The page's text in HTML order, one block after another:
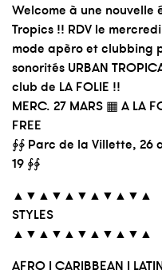
Welcome à une nouvelle
Tropics !! RDV le
mode apèro et clubbing
sonorités URBAN
club de LA FOLIE !!
MERC. 27 MARS ▦ A LA
FREE
∲∲ Parc de la Villette, 26
19 ∲∲
▲▼▲▼▲▼▲▼▲▼▲
STYLES
▲▼▲▼▲▼▲▼▲▼▲
AFRO I CARIBBEAN I